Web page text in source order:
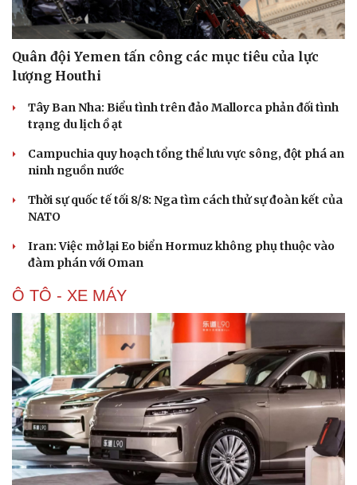
Quân đội Yemen tấn công các mục tiêu của lực
lượng Houthi
Tây Ban Nha: Biểu tình trên đảo Mallorca phản đối tình
trạng du lịch ồ ạt
Campuchia quy hoạch tổng thể lưu vực sông, đột phá an
ninh nguồn nước
Thời sự quốc tế tối 8/8: Nga tìm cách thử sự đoàn kết của
NATO
Iran: Việc mở lại Eo biển Hormuz không phụ thuộc vào
đàm phán với Oman
Ô TÔ - XE MÁY